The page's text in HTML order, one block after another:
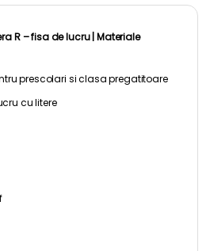
R – fisa de lucru | Materiale
prescolari si clasa pregatitoare
cu litere